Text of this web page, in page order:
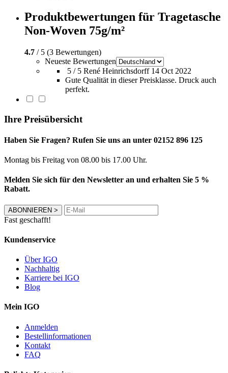
Produktbewertungen für Tragetasche
Non-Woven 75g/m²
4.7 / 5 (3 Bewertungen)
Neueste Bewertungen
5 / 5 René Heinrichsdorff 14 Oct 2022
Gute Qualität in dieser Preisklasse. Druck auch
perfekt.
Ihre Preisübersicht
Haben Sie Fragen? Rufen Sie uns an unter 02152 896 125
Montag bis Freitag von 08.00 bis 17.00 Uhr.
Melden Sie sich für den Newsletter an und erhalten Sie 5 %
Rabatt.
ABONNIEREN >
Fast geschafft!
Kundenservice
Über IGO
Nachhaltig
Karriere bei IGO
Blog
Mein IGO
Anmelden
Bestellinformationen
Kontakt
FAQ